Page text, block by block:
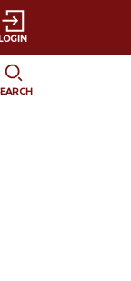
替が発生します